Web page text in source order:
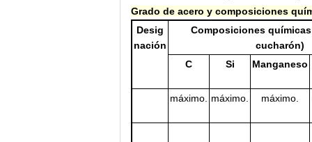
Grado de acero y composiciones
Desig
nación
Composiciones
cucharón)
C
Si Manganeso
máximo. máximo. máximo.